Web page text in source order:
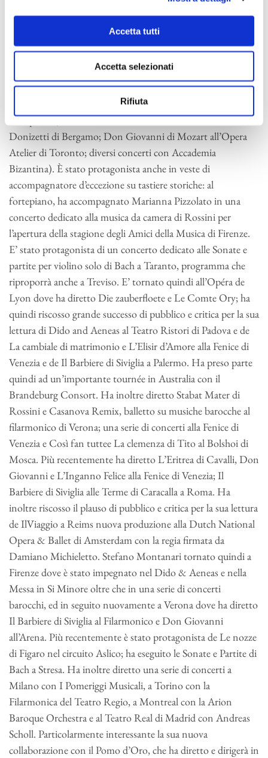
Accetta tutti
Accetta selezionati
Rifiuta
altri suoi impegni passati segnaliamo: Così fan tutte, Nozze
Semiramide Riconosciuta di Porpora al Festival di Beaune,
alla testa dell’Accademia Bizantina; Don Giovanni all’Opera
Atelier di Toronto; Così fan tutte al Teatro Donizetti di
Bergamo. Intensa anche la sua attività alla tastiera, che lo
impegna regolarmente come direttore dal cembalo e dal
fortepiano (L’Elisir d’amore e La Cecchina al Teatro
Donizetti di Bergamo; Don Giovanni di Mozart all’Opera
Atelier di Toronto; diversi concerti con Accademia
Bizantina). È stato protagonista anche in veste di
accompagnatore d’eccezione su tastiere storiche: al
fortepiano, ha accompagnato Marianna Pizzolato in una
concerto dedicato alla musica da camera di Rossini per
l’apertura della stagione degli Amici della Musica di Firenze.
E’ stato protagonista di un concerto dedicato alle Sonate e
partite per violino solo di Bach a Taranto, programma che
riproporrà anche a Treviso. E’ tornato quindi all’Opéra de
Lyon dove ha diretto Die zauberfloete e Le Comte Ory; ha
quindi riscosso grande successo di pubblico e critica per la sua
lettura di Dido and Aeneas al Teatro Ristori di Padova e de
La cambiale di matrimonio e L’Elisir d’Amore alla Fenice di
Venezia e de Il Barbiere di Siviglia a Palermo. Ha preso parte
quindi ad un’importante tournée in Australia con il
Brandeburg Consort. Ha inoltre diretto Stabat Mater di
Rossini e Casanova Remix, balletto su musiche barocche al
filarmonico di Verona; una serie di concerti alla Fenice di
Venezia e Così fan tuttee La clemenza di Tito al Bolshoi di
Mosca. Più recentemente ha diretto L’Eritrea di Cavalli, Don
Giovanni e L’Inganno Felice alla Fenice di Venezia; Il
Barbiere di Siviglia alle Terme di Caracalla a Roma. Ha
inoltre riscosso il plauso di pubblico e critica per la sua lettura
de IlViaggio a Reims nuova produzione alla Dutch National
Opera & Ballet di Amsterdam con la regia firmata da
Damiano Michieletto. Stefano Montanari tornato quindi a
Firenze dove è stato impegnato nel Dido & Aeneas e nella
Messa in Si Minore oltre che in una serie di concerti
barocchi, ed in seguito nuovamente a Verona dove ha diretto
Il Barbiere di Siviglia al Filarmonico e Don Giovanni
all’Arena. Più recentemente è stato protagonista de Le nozze
di Figaro nel circuito Aslico; ha eseguito le Sonate e Partite di
Bach a Stresa. Ha inoltre diretto una serie di concerti a
Milano con I Pomeriggi Musicali, a Torino con la
Filarmonica del Teatro Regio, a Montreal con la Arion
Baroque Orchestra e al Teatro Real di Madrid con Andreas
Scholl. Particolarmente interessante la sua nuova
collaborazione con il Pomo d’Oro, che ha diretto e dirigerà in